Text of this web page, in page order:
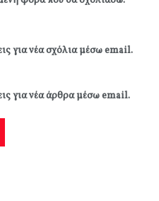
για νέα σχόλια μέσω email.
για νέα άρθρα μέσω email.